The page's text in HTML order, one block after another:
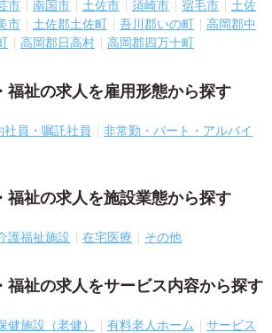
市 南国市 土佐市 須崎市 宿毛市
土佐
市 土佐郡土佐町 吾川郡いの町
高岡郡中
高岡郡日高村 高岡郡四万十町
福祉の求人を雇用形態から探す
社員・嘱託社員
非常勤・パート・アルバイ
福祉の求人を施設業態から探す
護福祉施設 在宅医療 その他
福祉の求人をサービス内容から探す
健施設（老健） 有料老人ホーム
サービス